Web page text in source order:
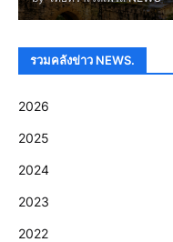
รวมคลังข่าว NEWS.
2026
2025
2024
2023
2022